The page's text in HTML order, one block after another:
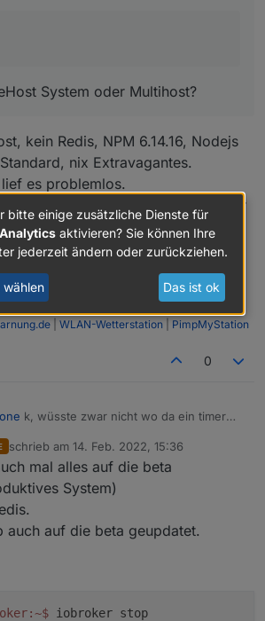
System oder Multihost?
kein Redis, NPM 6.14.16, Nodejs
nix Extravagantes.
es problemlos.
( ;) ) der Einzige bin, kann ich mir
helfen.
i..." übrigens dann direkt nach "iob
weiteren Aktionen nötig.
WLAN-Wetterstation PimpMyStation
0
k, wüsste zwar nicht wo da ein timer
warums mit 3.3.22 funktioniert.
rauchts seit tagen... ;) werd mal
zu mir nehmen und dann weiterlinsen... :)
zu@Matt77CHEhab ja schon die VM
nach updaten aller adapter auf l8est
ja wieder da...
schrieb am 14. Feb. 2022, 15:36
zuletzt editiert von
mal alles auf die beta
System)
auch auf die beta geupdatet.
:~$
iobroker stop
bitte einige zusätzliche Dienste für
aktivieren? Sie können Ihre
jederzeit ändern oder zurückziehen.
wählen Das ist ok